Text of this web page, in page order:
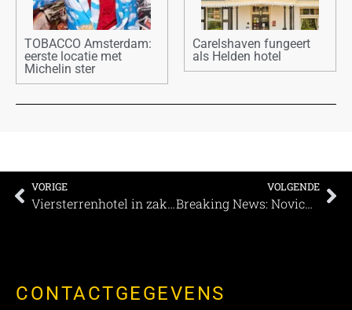
TOBACCO Amsterdam:
eerste locatie met
Michelin ster
Carelshaven fungeert
als Helden hotel
VORIGE
Viersterrenhotel in zakenpark Amsterdam heropent 17 juli
VOLGENDE
Breaking News: Novick, de 1,5 meter oplossing voor evenementen.
CONTACTGEGEVENS